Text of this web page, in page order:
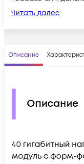
Читать далее
Описание
Описание
40 гигабитный
модуль с форм-